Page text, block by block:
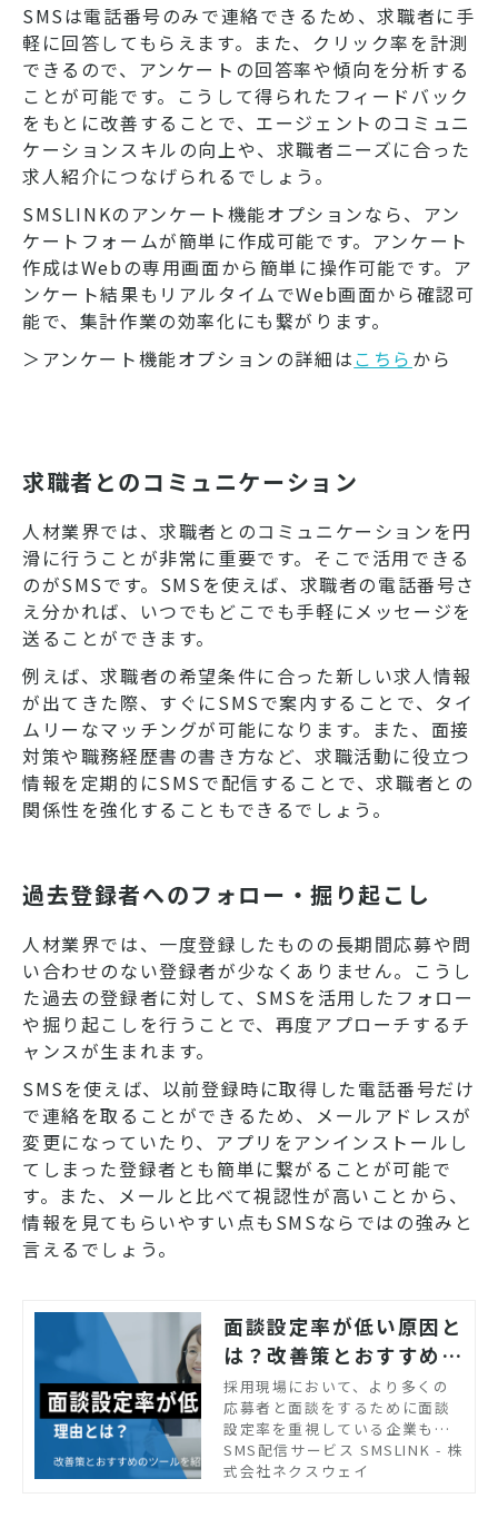
SMSは電話番号のみで連絡できるため、求職者に手
軽に回答してもらえます。また、クリック率を計測
できるので、アンケートの回答率や傾向を分析する
ことが可能です。こうして得られたフィードバック
をもとに改善することで、エージェントのコミュニ
ケーションスキルの向上や、求職者ニーズに合った
求人紹介につなげられるでしょう。
SMSLINKのアンケート機能オプションなら、アン
ケートフォームが簡単に作成可能です。アンケート
作成はWebの専用画面から簡単に操作可能です。ア
ンケート結果もリアルタイムでWeb画面から確認可
能で、集計作業の効率化にも繋がります。
＞アンケート機能オプションの詳細はこちら から
求職者とのコミュニケーション
人材業界では、求職者とのコミュニケーションを円
滑に行うことが非常に重要です。そこで活用できる
のがSMSです。SMSを使えば、求職者の電話番号さ
え分かれば、いつでもどこでも手軽にメッセージを
送ることができます。
例えば、求職者の希望条件に合った新しい求人情報
が出てきた際、すぐにSMSで案内することで、タイ
ムリーなマッチングが可能になります。また、面接
対策や職務経歴書の書き方など、求職活動に役立つ
情報を定期的にSMSで配信することで、求職者との
関係性を強化することもできるでしょう。
過去登録者へのフォロー・掘り起こし
人材業界では、一度登録したものの長期間応募や問
い合わせのない登録者が少なくありません。こうし
た過去の登録者に対して、SMSを活用したフォロー
や掘り起こしを行うことで、再度アプローチするチ
ャンスが生まれます。
SMSを使えば、以前登録時に取得した電話番号だけ
で連絡を取ることができるため、メールアドレスが
変更になっていたり、アプリをアンインストールし
てしまった登録者とも簡単に繋がることが可能で
す。また、メールと比べて視認性が高いことから、
情報を見てもらいやすい点もSMSならではの強みと
言えるでしょう。
面談設定率が低い原因と
は？改善策とおすすめの
ツールを紹介
採用現場において、より多くの
応募者と面談をするために面談
設定率を重視している企業も多
いでしょう。しかし、「なかな
か面談設定率が上がらない」と
SMS配信サービス SMSLINK - 株
式会社ネクスウェイ